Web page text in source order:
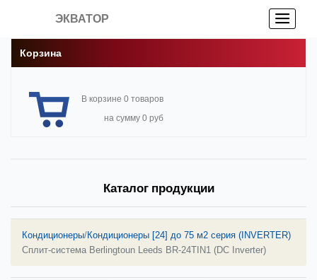
ЭКВАТОР
Корзина
В корзине 0 товаров
на сумму 0 руб
Каталог продукции
Кондиционеры/Кондиционеры [24] до 75 м2 серия (INVERTER)
Сплит-система Berlingtoun Leeds BR-24TIN1 (DC Inverter)